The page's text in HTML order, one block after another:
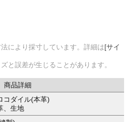
により採寸しています。詳細は[サイ
と誤差が生じることがあります。
商品詳細
コダイル(本革)
、生地